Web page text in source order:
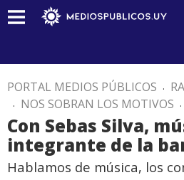
PORTAL MEDIOS PÚBLICOS .
. NOS SOBRAN LOS MOTIVOS .
Con Sebas Silva,
integrante de la
Hablamos de música, los